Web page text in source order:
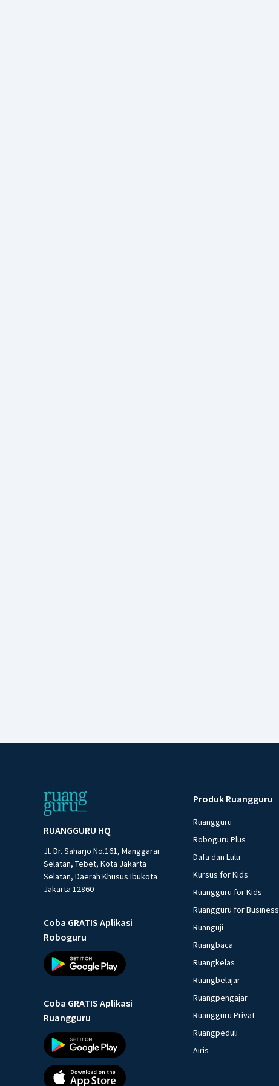
RUANGGURU HQ
Jl. Dr. Saharjo No.161, Manggarai
Selatan, Tebet, Kota Jakarta
Selatan, Daerah Khusus Ibukota
Jakarta 12860
Coba GRATIS Aplikasi
Roboguru
Coba GRATIS Aplikasi
Ruangguru
Produk Ruangguru
Ruangguru
Roboguru Plus
Dafa dan Lulu
Kursus for Kids
Ruangguru for Kids
Ruangguru for Business
Ruanguji
Ruangbaca
Ruangkelas
Ruangbelajar
Ruangpengajar
Ruangguru Privat
Ruangpeduli
Airis